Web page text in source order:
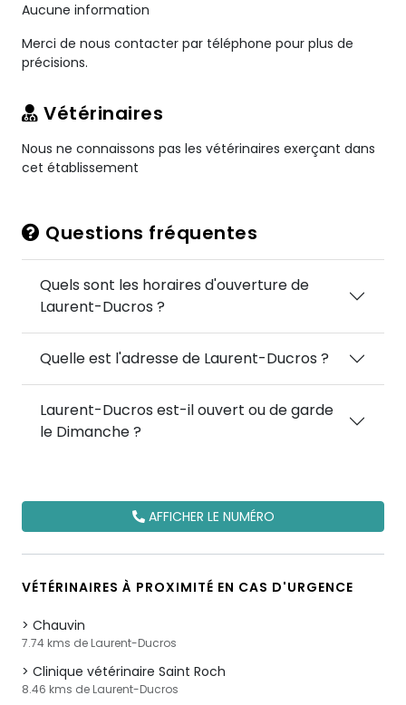
Aucune information
Merci de nous contacter par téléphone pour plus de
précisions.
Vétérinaires
Nous ne connaissons pas les vétérinaires exerçant dans
cet établissement
Questions fréquentes
Quels sont les horaires d'ouverture de
Laurent-Ducros ?
Quelle est l'adresse de Laurent-Ducros ?
Laurent-Ducros est-il ouvert ou de garde
le Dimanche ?
AFFICHER LE NUMÉRO
VÉTÉRINAIRES À PROXIMITÉ EN CAS D'URGENCE
Chauvin
7.74 kms de Laurent-Ducros
Clinique vétérinaire Saint Roch
8.46 kms de Laurent-Ducros